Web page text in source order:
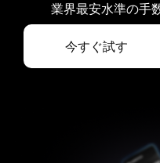
業界最安水準の手
今すぐ試す